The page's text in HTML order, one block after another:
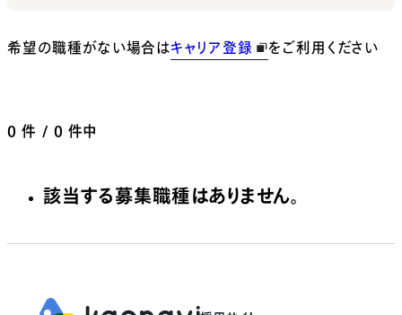
希望の職種がない場合はキャリア登録 をご利用ください
0 件 / 0 件中
該当する募集職種はありません。